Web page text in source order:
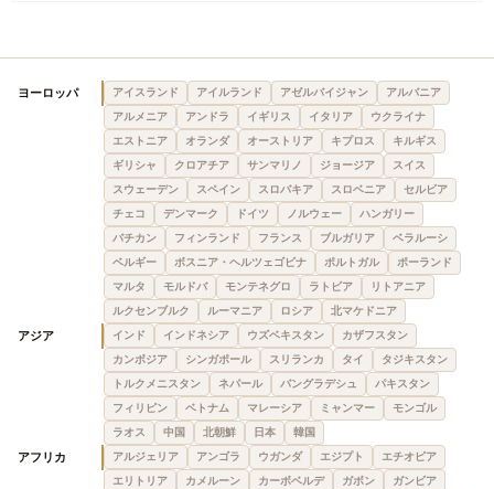
ヨーロッパ アイスランド アイルランド アゼルバイジャン
アルバニア
アルメニア
アンドラ イギリス イタリア
ウクライナ
エストニア
オランダ オーストリア キプロス
キルギス
ギリシャ
クロアチア サンマリノ ジョージア
スイス
スウェーデン
スペイン スロバキア スロベニア
セルビア
チェコ
デンマーク ドイツ ノルウェー
ハンガリー
バチカン
フィンランド フランス ブルガリア
ベラルーシ
ベルギー
ボスニア・ヘルツェゴビナ ポルトガル
ポーランド
マルタ
モルドバ モンテネグロ ラトビア
リトアニア
ルクセンブルク
ルーマニア ロシア 北マケドニア
アジア インド インドネシア ウズベキスタン
カザフスタン
カンボジア
シンガポール スリランカ タイ
タジキスタン
トルクメニスタン
ネパール バングラデシュ
パキスタン
フィリピン
ベトナム マレーシア ミャンマー
モンゴル
ラオス
中国 北朝鮮 日本 韓国
アフリカ アルジェリア アンゴラ ウガンダ エジプト
エチオピア
エリトリア
カメルーン カーボベルデ ガボン
ガンビア